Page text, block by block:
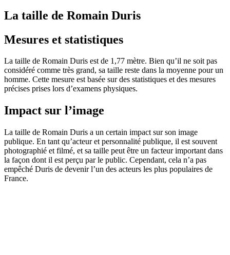
La taille de Romain Duris
Mesures et statistiques
La taille de Romain Duris est de 1,77 mètre. Bien qu’il ne soit pas
considéré comme très grand, sa taille reste dans la moyenne pour un
homme. Cette mesure est basée sur des statistiques et des mesures
précises prises lors d’examens physiques.
Impact sur l’image
La taille de Romain Duris a un certain impact sur son image
publique. En tant qu’acteur et personnalité publique, il est souvent
photographié et filmé, et sa taille peut être un facteur important dans
la façon dont il est perçu par le public. Cependant, cela n’a pas
empêché Duris de devenir l’un des acteurs les plus populaires de
France.